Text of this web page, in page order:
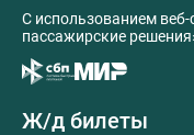
C использованием
пассажирские
Ж/д билеты